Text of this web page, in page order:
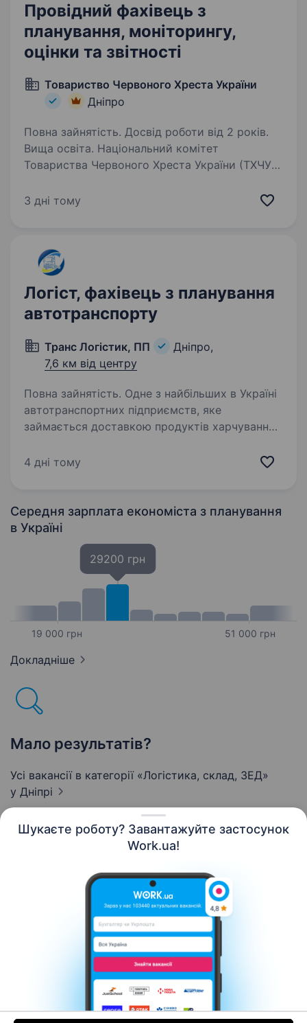
Шукаєте роботу? Завантажуйте застосунок
Work.ua!
Провідний фахівець з
планування, моніторингу,
оцінки та звітності
Товариство Червоного Хреста України
Дніпро
Повна зайнятість. Досвід роботи від 2 років.
Вища освіта. Національний комітет
Товариства Червоного Хреста України (ТХЧУ)
фахівця / -чині з планування, моніторингу,
3 дні тому
Логіст, фахівець з планування
автотранспорту
Транс Логістик, ПП
Дніпро,
7,6 км від центру
Повна зайнятість. Одне з найбільших в Україні
автотранспортних підприємств, яке
займається доставкою продуктів харчування,
фахівця з планування автотранспорту.
4 дні тому
Середня зарплата економіста з планування
в Україні
19 000 грн
29200 грн
51 000 грн
Докладніше
Мало результатів?
Усі вакансії в категорії «Логістика, склад, ЗЕД»
у Дніпрі
Контакти Про нас
Кар’єра
Допомога Умови використання